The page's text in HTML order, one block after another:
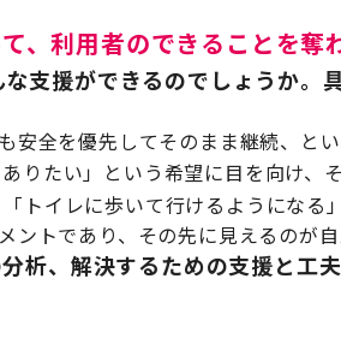
、利用者のできることを
支援ができるのでしょうか。
安全を優先してそのまま継続、と
りたい」という希望に目を向け、
トイレに歩いて行けるようになる
ントであり、その先に見えるのが
析、解決するための支援と工